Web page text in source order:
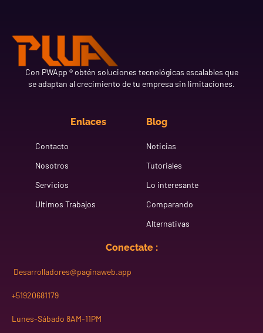
Con PWApp ® obtén soluciones tecnológicas escalables que
se adaptan al crecimiento de tu empresa sin limitaciones.
Enlaces
Contacto
Nosotros
Servicios
Ultimos Trabajos
Blog
Noticias
Tutoriales
Lo interesante
Comparando
Alternativas
Conectate :
Desarrolladores@paginaweb.app
+51920681179
Lunes-Sábado 8AM-11PM